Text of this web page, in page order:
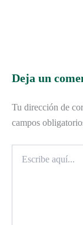
Deja un
Tu dirección de
campos
aquí...